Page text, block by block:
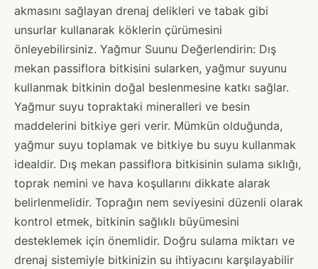
akmasını sağlayan drenaj delikleri ve tabak gibi
unsurlar kullanarak köklerin çürümesini
önleyebilirsiniz. Yağmur Suunu Değerlendirin: Dış
mekan passiflora bitkisini sularken, yağmur suyunu
kullanmak bitkinin doğal beslenmesine katkı sağlar.
Yağmur suyu topraktaki mineralleri ve besin
maddelerini bitkiye geri verir. Mümkün olduğunda,
yağmur suyu toplamak ve bitkiye bu suyu kullanmak
idealdir. Dış mekan passiflora bitkisinin sulama sıklığı,
toprak nemini ve hava koşullarını dikkate alarak
belirlenmelidir. Toprağın nem seviyesini düzenli olarak
kontrol etmek, bitkinin sağlıklı büyümesini
desteklemek için önemlidir. Doğru sulama miktarı ve
drenaj sistemiyle bitkinizin su ihtiyacını karşılayabilir